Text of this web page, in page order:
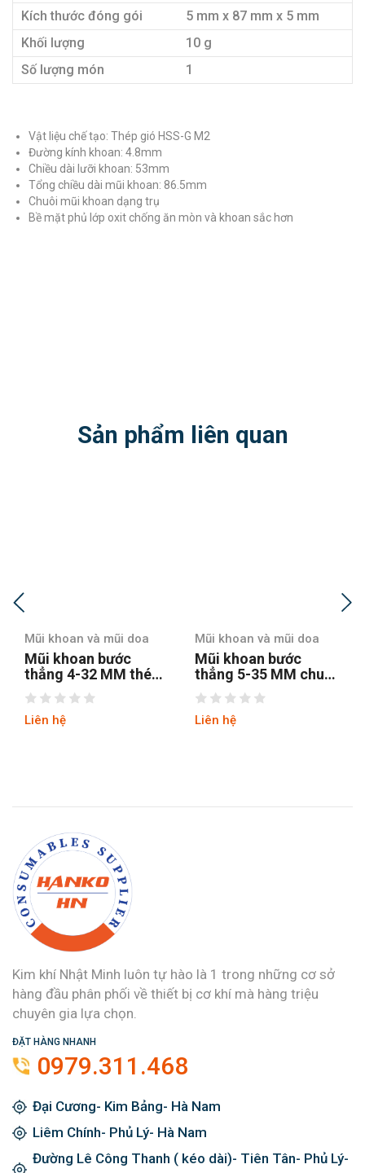
Kích thước đóng gói
5 mm x 87 mm x 5 mm
Khối lượng
10 g
Số lượng món
1
Vật liệu chế tạo: Thép gió HSS-G M2
Đường kính khoan: 4.8mm
Chiều dài lưỡi khoan: 53mm
Tổng chiều dài mũi khoan: 86.5mm
Chuôi mũi khoan dạng trụ
Bề mặt phủ lớp oxit chống ăn mòn và khoan sắc hơn
Sản phẩm liên quan
Mũi khoan và mũi doa
Mũi khoan bước
thẳng 5-35 MM chuôi
tròn
Liên hệ
Mũi khoan và mũi doa
Mũi khoan bước
thẳng chuôi tròn 4-12
hss4241 tin
Liên hệ
Kim khí Nhật Minh luôn tự hào là 1 trong những cơ sở
hàng đầu phân phối về thiết bị cơ khí mà hàng triệu
chuyên gia lựa chọn.
ĐẶT HÀNG NHANH
0979.311.468
Đại Cương- Kim Bảng- Hà Nam
Liêm Chính- Phủ Lý- Hà Nam
Đường Lê Công Thanh ( kéo dài)- Tiên Tân- Phủ Lý-